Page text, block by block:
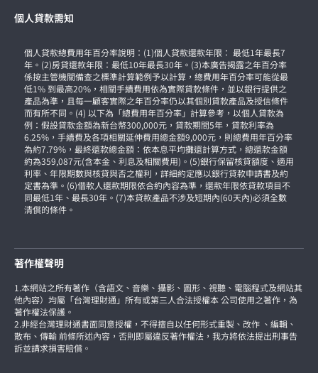
個人貸款需知
個人貸款總費用年百分率說明：(1)個人貸款還款年限： 最低1年最長7
年。(2)房貸還款年限：最低10年最長30年。(3)本廣告揭露之年百分率
係按主管機關備查之標準計算範例予以計算，總費用年百分率可能從最
低1% 到最高20%，相關手續費用依為實際貸款條件，並以銀行提供之
產品為準，且每一顧客實際之年百分率仍以其個別貸款產品及授信條件
而有所不同。(4) 以下為「總費用年百分率」計算參考，以個人貸款為
例：假設貸款金額為新台幣300,000元，貸款期間5年，貸款利率為
6.25%，手續費及各項相關延伸費用總金額9,000元，則總費用年百分率
為約7.79%，最終還款總金額：依本息平均攤還計算方式，總還款金額
約為359,087元(含本金、利息及相關費用)。(5)銀行保留核貸額度、適用
利率、年限期數與核貸與否之權利，詳細約定應以銀行貸款申請書及約
定書為準。(6)借款人還款期限依合約內容為準，還款年限依貸款項目不
同最低1年、最長30年。(7)本貸款產品不涉及短期內(60天內)必須全數
清償的條件。
著作權聲明
1.本網站之所有著作（含語文、音樂、攝影、圖形、視聽、電腦程式及網站其
他內容）均屬「台灣理財通」所有或第三人合法授權本 公司使用之著作，為
著作權法保護。
2.非經台灣理財通書面同意授權，不得擅自以任何形式重製、改作 、編輯、
散布、傳輸 前條所述內容，否則即屬違反著作權法，我方將依法提出刑事告
訴並請求損害賠償。